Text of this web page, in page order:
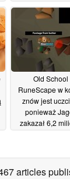
Old School
RuneScape w
znów jest
ponieważ
zakazał 6,2
articles